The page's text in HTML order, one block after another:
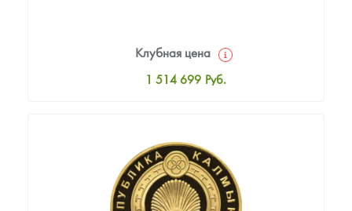
Клубная цена
1 514 699 Руб.
Цена выкупа
Звоните